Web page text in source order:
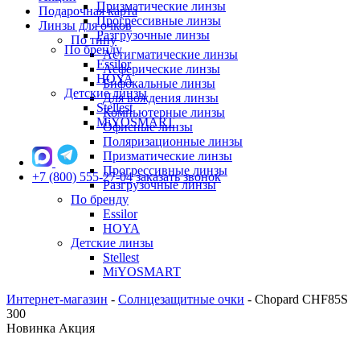
Подарочная карта
Линзы для очков
По типу
Астигматические линзы
Асферические линзы
Бифокальные линзы
Для вождения линзы
Компьютерные линзы
Офисные линзы
Поляризационные линзы
Призматические линзы
Прогрессивные линзы
Разгрузочные линзы
По бренду
Essilor
HOYA
Детские линзы
Stellest
MiYOSMART
Призматические линзы
Прогрессивные линзы
Разгрузочные линзы
По бренду
Essilor
HOYA
Детские линзы
Stellest
MiYOSMART
+7 (800) 555-27-04 заказать звонок
Интернет-магазин - Солнцезащитные очки - Chopard CHF85S
300
Новинка Акция